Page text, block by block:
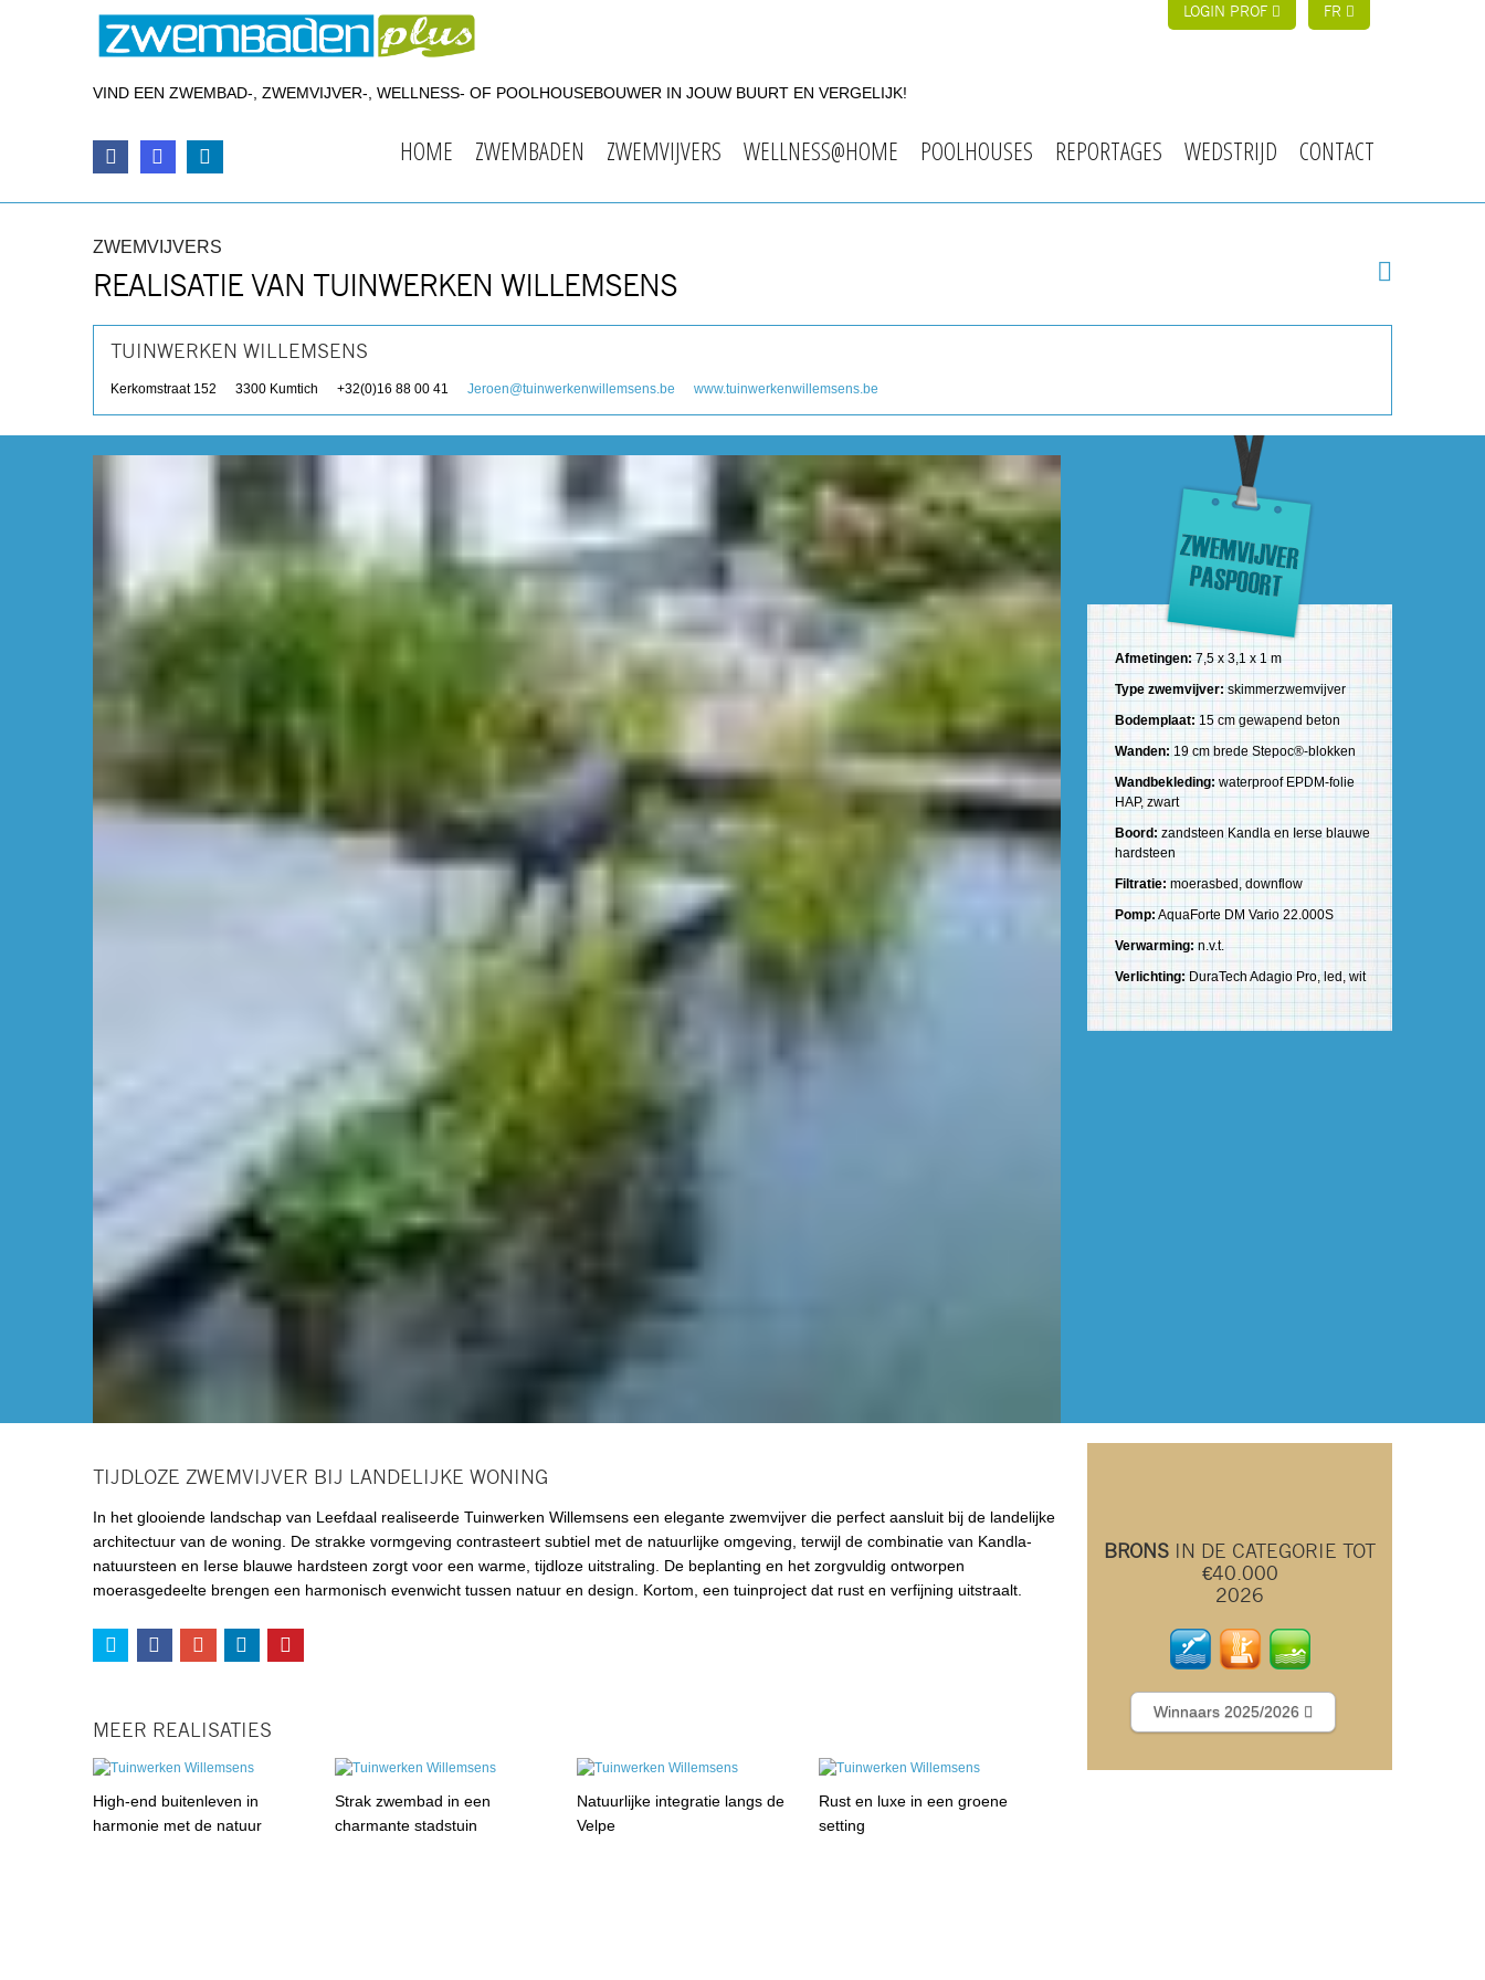
LOGIN PROF FR
VIND EEN ZWEMBAD-, ZWEMVIJVER-, WELLNESS- OF POOLHOUSEBOUWER IN JOUW BUURT EN VERGELIJK!
HOME ZWEMBADEN ZWEMVIJVERS WELLNESS@HOME POOLHOUSES REPORTAGES WEDSTRIJD CONTACT
ZWEMVIJVERS
REALISATIE VAN TUINWERKEN WILLEMSENS
TUINWERKEN WILLEMSENS
Kerkomstraat 152 3300 Kumtich +32(0)16 88 00 41 Jeroen@tuinwerkenwillemsens.be www.tuinwerkenwillemsens.be
Afmetingen:7,5 x 3,1 x 1 m
Type zwemvijver:skimmerzwemvijver
Bodemplaat: 15 cm gewapend beton
Wanden: 19 cm brede Stepoc®-blokken
Wandbekleding: waterproof EPDM-folie
HAP, zwart
Boord: zandsteen Kandla en Ierse blauwe
hardsteen
Filtratie: moerasbed, downflow
Pomp: AquaForte DM Vario 22.000S
Verwarming:n.v.t.
Verlichting: DuraTech Adagio Pro, led, wit
TIJDLOZE ZWEMVIJVER BIJ LANDELIJKE WONING
In het glooiende landschap van Leefdaal realiseerde Tuinwerken Willemsens een elegante zwemvijver die perfect aansluit bij de landelijke
architectuur van de woning. De strakke vormgeving contrasteert subtiel met de natuurlijke omgeving, terwijl de combinatie van Kandla-
natuursteen en Ierse blauwe hardsteen zorgt voor een warme, tijdloze uitstraling. De beplanting en het zorgvuldig ontworpen
moerasgedeelte brengen een harmonisch evenwicht tussen natuur en design. Kortom, een tuinproject dat rust en verfijning uitstraalt.
MEER REALISATIES
High-end buitenleven in
harmonie met de natuur
Strak zwembad in een
charmante stadstuin
Natuurlijke integratie langs de
Velpe
Rust en luxe in een groene
setting
BRONS IN DE CATEGORIE TOT
€40.000
2026
Winnaars 2025/2026